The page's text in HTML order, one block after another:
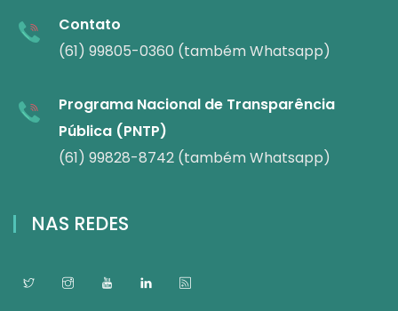
Contato
(61) 99805-0360 (também Whatsapp)
Programa Nacional de Transparência
Pública (PNTP)
(61) 99828-8742 (também Whatsapp)
NAS REDES